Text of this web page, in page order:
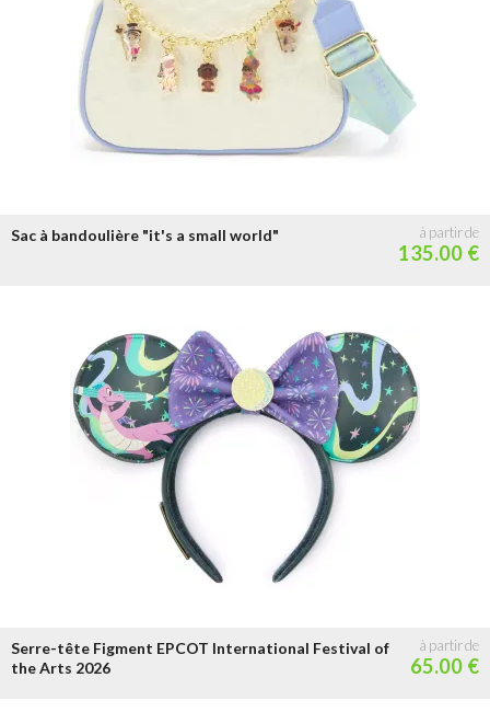
Sac à bandoulière "it's a small world"
135.00 €
Serre-tête Figment EPCOT International Festival of
the Arts 2026
65.00 €